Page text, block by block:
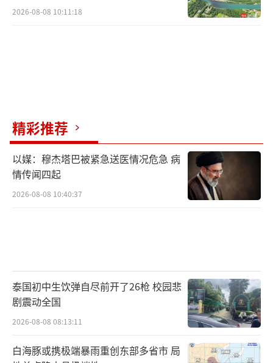
2026-08-08 10:11:18
精彩推荐
以媒：穆杰塔巴被紧急送医情况危急 病
情传闻四起
2026-08-08 10:40:37
泰国初中生饮弹自尽前开了26枪 校园悲
剧震动全国
2026-08-08 08:13:11
白海豚或携极端暴雨重创东部多省市 局